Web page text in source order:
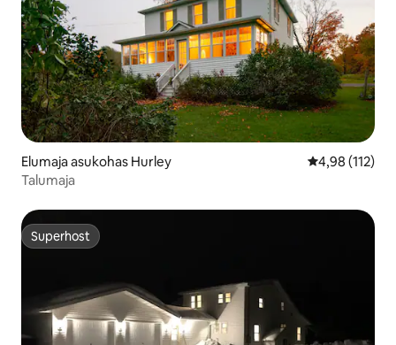
Elumaja asukohas Hurley Keskmine
4,98 (112)
Talumaja
Superhost
Superhost